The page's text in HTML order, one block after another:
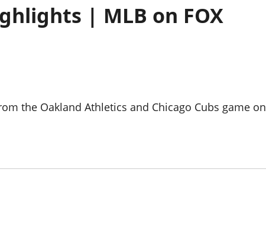
| MLB on FOX
the Oakland Athletics and Chicago Cubs game on